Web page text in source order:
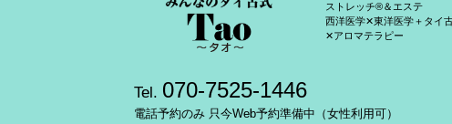
ストレッチ®＆エステ
西洋医学✕東洋医学＋タイ
✕アロマテラピー
Tel. 070-7525-1446
電話予約のみ 只今Web予約準備中（女性利用可）